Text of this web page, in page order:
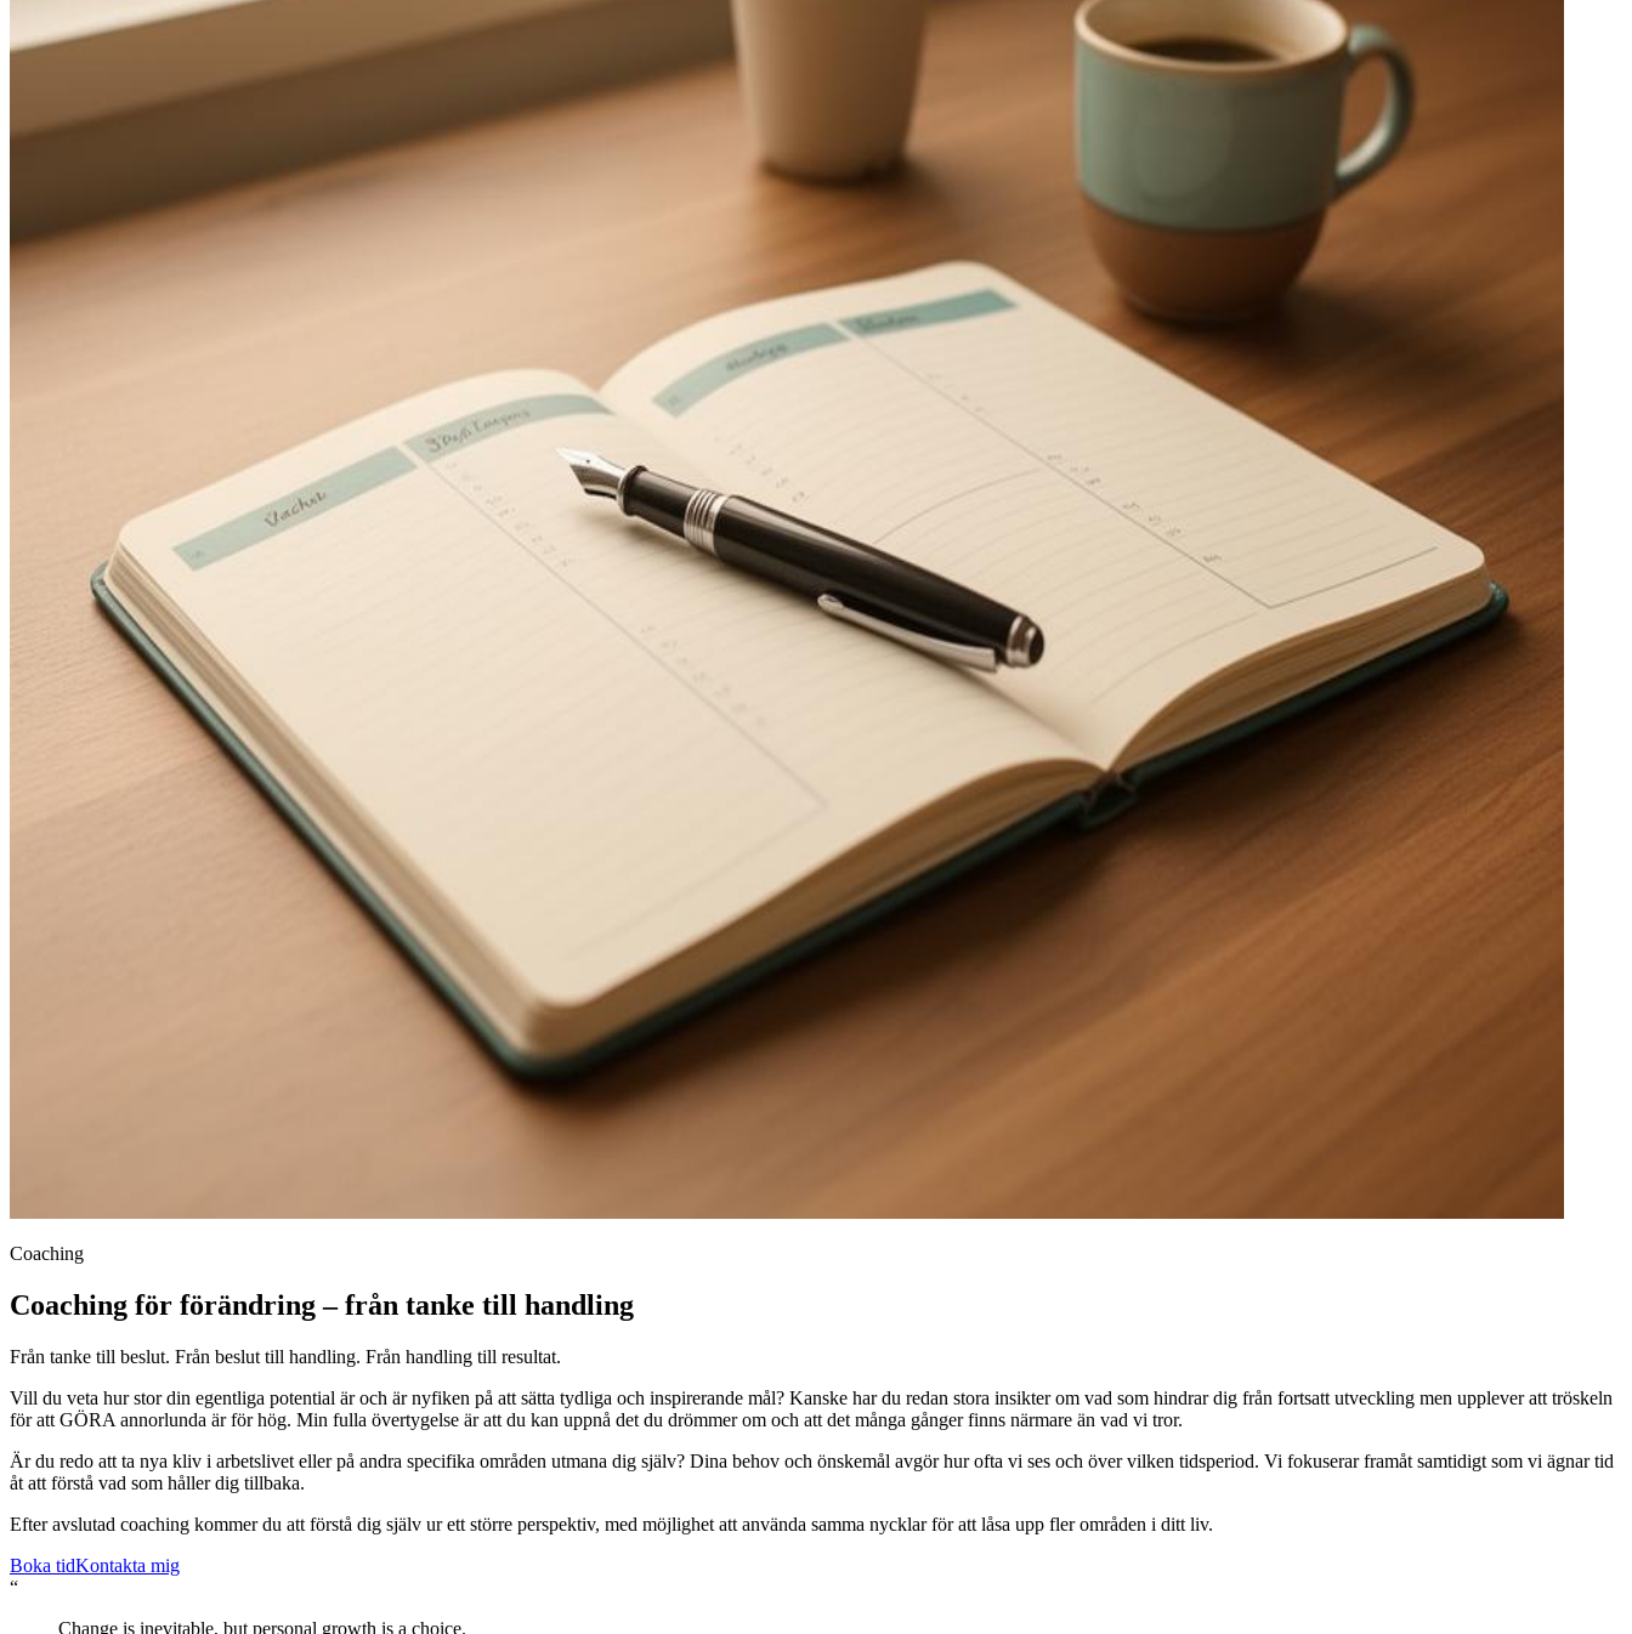
Coaching
Coaching för förändring – från tanke till handling
Från tanke till beslut. Från beslut till handling. Från handling till resultat.
Vill du veta hur stor din egentliga potential är och är nyfiken på att sätta tydliga och inspirerande mål? Kanske har du redan stora insikter om vad som hindrar dig från fortsatt utveckling men upplever att tröskeln
för att GÖRA annorlunda är för hög. Min fulla övertygelse är att du kan uppnå det du drömmer om och att det många gånger finns närmare än vad vi tror.
Är du redo att ta nya kliv i arbetslivet eller på andra specifika områden utmana dig själv? Dina behov och önskemål avgör hur ofta vi ses och över vilken tidsperiod. Vi fokuserar framåt samtidigt som vi ägnar tid
åt att förstå vad som håller dig tillbaka.
Efter avslutad coaching kommer du att förstå dig själv ur ett större perspektiv, med möjlighet att använda samma nycklar för att låsa upp fler områden i ditt liv.
Boka tidKontakta mig
“
Change is inevitable, but personal growth is a choice.